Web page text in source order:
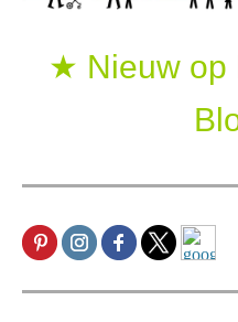
★ Nieuw op